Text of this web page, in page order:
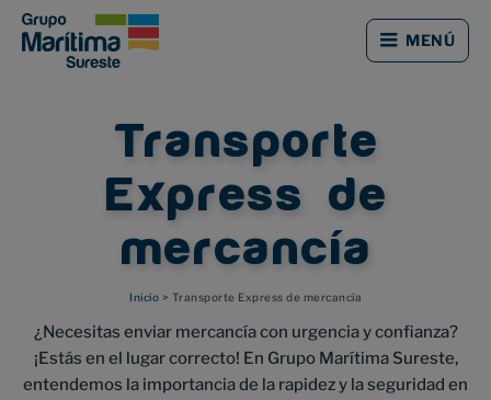
Saltar
contenido
Saltar
MENÚ
Transporte
Express de
mercancía
Inicio > Transporte Express de mercancía
¿Necesitas enviar mercancía con urgencia y confianza?
¡Estás en el lugar correcto! En Grupo Marítima Sureste,
entendemos la importancia de la rapidez y la seguridad en